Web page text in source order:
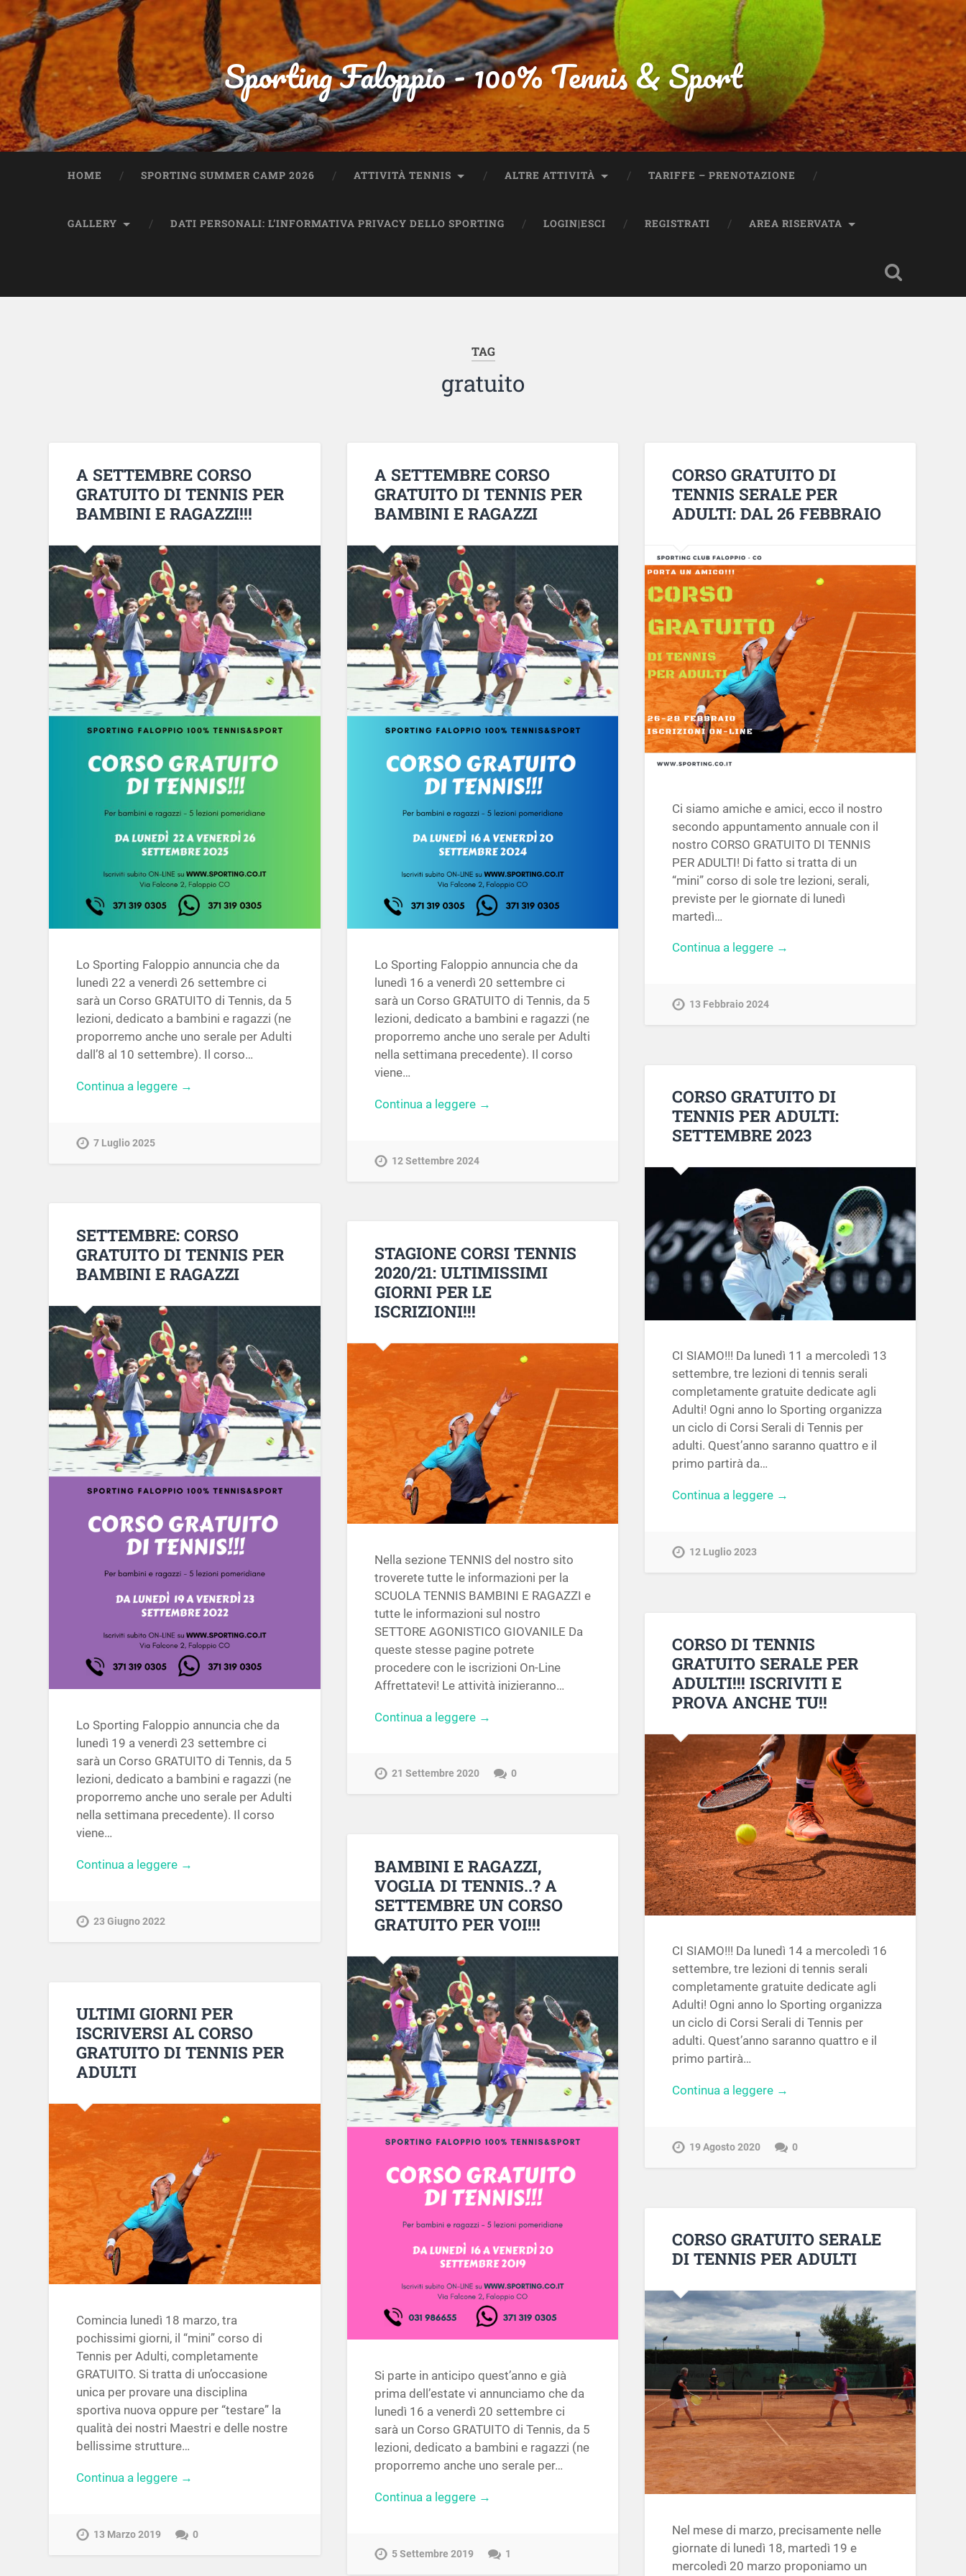
Sporting Faloppio - 100% Tennis & Sport
HOME SPORTING SUMMER CAMP 2026 ATTIVITÀ TENNIS ALTRE ATTIVITÀ TARIFFE – PRENOTAZIONE
GALLERY DATI PERSONALI: L’INFORMATIVA PRIVACY DELLO SPORTING LOGIN|ESCI REGISTRATI AREA RISERVATA
TAG
gratuito
A SETTEMBRE CORSO
GRATUITO DI TENNIS PER
BAMBINI E RAGAZZI!!!
Lo Sporting Faloppio annuncia che da
lunedì 22 a venerdì 26 settembre ci
sarà un Corso GRATUITO di Tennis, da 5
lezioni, dedicato a bambini e ragazzi (ne
proporremo anche uno serale per Adulti
dall’8 al 10 settembre). Il corso…
Continua a leggere →
7 Luglio 2025
A SETTEMBRE CORSO
GRATUITO DI TENNIS PER
BAMBINI E RAGAZZI
Lo Sporting Faloppio annuncia che da
lunedì 16 a venerdì 20 settembre ci
sarà un Corso GRATUITO di Tennis, da 5
lezioni, dedicato a bambini e ragazzi (ne
proporremo anche uno serale per Adulti
nella settimana precedente). Il corso
viene…
Continua a leggere →
12 Settembre 2024
CORSO GRATUITO DI
TENNIS SERALE PER
ADULTI: DAL 26 FEBBRAIO
Ci siamo amiche e amici, ecco il nostro
secondo appuntamento annuale con il
nostro CORSO GRATUITO DI TENNIS
PER ADULTI! Di fatto si tratta di un
“mini” corso di sole tre lezioni, serali,
previste per le giornate di lunedì
martedì…
Continua a leggere →
13 Febbraio 2024
CORSO GRATUITO DI
TENNIS PER ADULTI:
SETTEMBRE 2023
CI SIAMO!!! Da lunedì 11 a mercoledì 13
settembre, tre lezioni di tennis serali
completamente gratuite dedicate agli
Adulti! Ogni anno lo Sporting organizza
un ciclo di Corsi Serali di Tennis per
adulti. Quest’anno saranno quattro e il
primo partirà da…
Continua a leggere →
12 Luglio 2023
SETTEMBRE: CORSO
GRATUITO DI TENNIS PER
BAMBINI E RAGAZZI
Lo Sporting Faloppio annuncia che da
lunedì 19 a venerdì 23 settembre ci
sarà un Corso GRATUITO di Tennis, da 5
lezioni, dedicato a bambini e ragazzi (ne
proporremo anche uno serale per Adulti
nella settimana precedente). Il corso
viene…
Continua a leggere →
23 Giugno 2022
STAGIONE CORSI TENNIS
2020/21: ULTIMISSIMI
GIORNI PER LE
ISCRIZIONI!!!
Nella sezione TENNIS del nostro sito
troverete tutte le informazioni per la
SCUOLA TENNIS BAMBINI E RAGAZZI e
tutte le informazioni sul nostro
SETTORE AGONISTICO GIOVANILE Da
queste stesse pagine potrete
procedere con le iscrizioni On-Line
Affrettatevi! Le attività inizieranno…
Continua a leggere →
21 Settembre 2020 0
CORSO DI TENNIS
GRATUITO SERALE PER
ADULTI!!! ISCRIVITI E
PROVA ANCHE TU!!
CI SIAMO!!! Da lunedì 14 a mercoledì 16
settembre, tre lezioni di tennis serali
completamente gratuite dedicate agli
Adulti! Ogni anno lo Sporting organizza
un ciclo di Corsi Serali di Tennis per
adulti. Quest’anno saranno quattro e il
primo partirà…
Continua a leggere →
19 Agosto 2020 0
BAMBINI E RAGAZZI,
VOGLIA DI TENNIS..? A
SETTEMBRE UN CORSO
GRATUITO PER VOI!!!
Si parte in anticipo quest’anno e già
prima dell’estate vi annunciamo che da
lunedì 16 a venerdì 20 settembre ci
sarà un Corso GRATUITO di Tennis, da 5
lezioni, dedicato a bambini e ragazzi (ne
proporremo anche uno serale per…
Continua a leggere →
5 Settembre 2019 1
ULTIMI GIORNI PER
ISCRIVERSI AL CORSO
GRATUITO DI TENNIS PER
ADULTI
Comincia lunedì 18 marzo, tra
pochissimi giorni, il “mini” corso di
Tennis per Adulti, completamente
GRATUITO. Si tratta di un’occasione
unica per provare una disciplina
sportiva nuova oppure per “testare” la
qualità dei nostri Maestri e delle nostre
bellissime strutture…
Continua a leggere →
13 Marzo 2019 0
CORSO GRATUITO SERALE
DI TENNIS PER ADULTI
Nel mese di marzo, precisamente nelle
giornate di lunedì 18, martedì 19 e
mercoledì 20 marzo proponiamo un